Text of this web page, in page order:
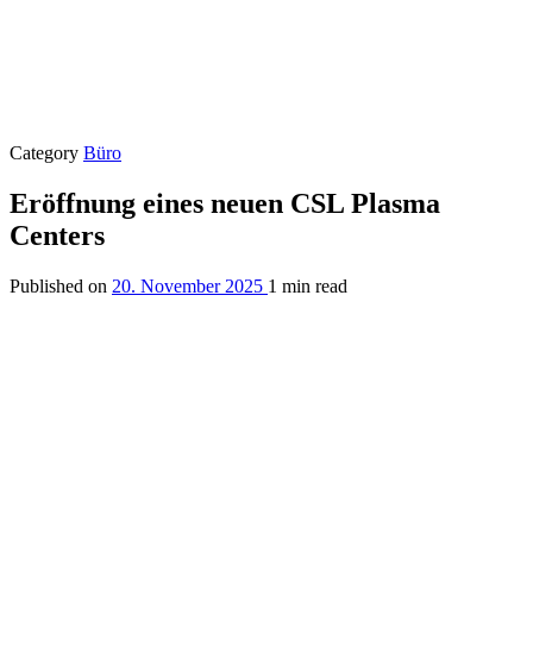
Category Büro
Eröffnung eines neuen CSL Plasma
Centers
Published on 20. November 2025 1 min read